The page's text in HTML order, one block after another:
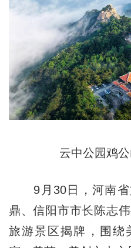
云中公园鸡公
9月30日，河南省
鼎、信阳市市长陈志
旅游景区揭牌，围绕